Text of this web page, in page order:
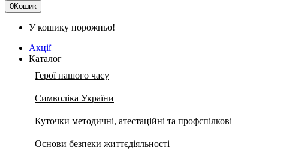
0Кошик
У кошику порожньо!
Акції
Каталог
Герої нашого часу
Символіка України
Куточки методичні, атестаційні та профспілкові
Основи безпеки життєдіяльності